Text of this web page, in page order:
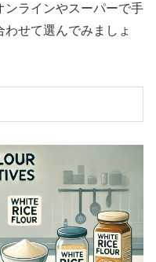
ンラインやスーパーで手
せて選んでみましょ